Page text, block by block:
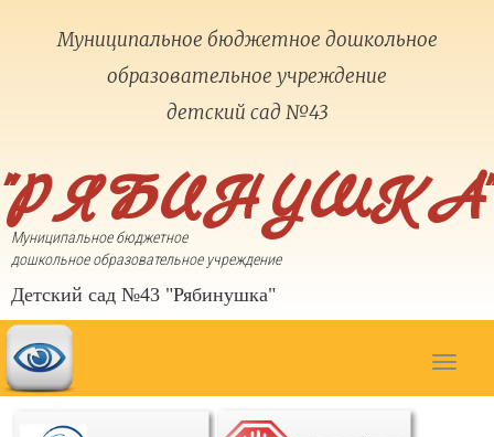
Муниципальное бюджетное дошкольное
образовательное учреждение
детский сад №43
"РЯБИНУШКА"
Муниципальное бюджетное
дошкольное образовательное учреждение
Детский сад №43 "Рябинушка"
Toggle